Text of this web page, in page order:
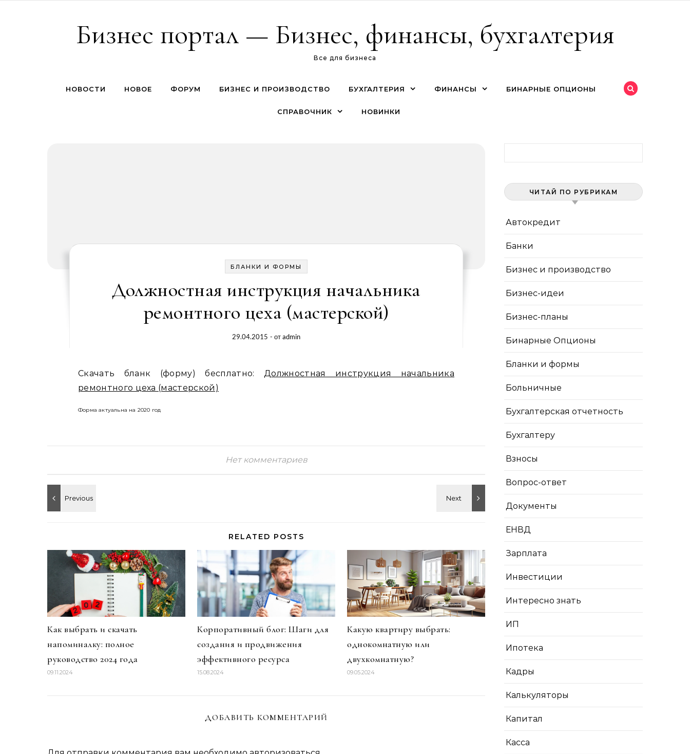
Бизнес портал — Бизнес, финансы, бухгалтерия
Все для бизнеса
НОВОСТИ НОВОЕ ФОРУМ БИЗНЕС И ПРОИЗВОДСТВО БУХГАЛТЕРИЯ ФИНАНСЫ БИНАРНЫЕ ОПЦИОНЫ
СПРАВОЧНИК НОВИНКИ
БЛАНКИ И ФОРМЫ
Должностная инструкция начальника
ремонтного цеха (мастерской)
29.04.2015 - отadmin
Скачать бланк (форму) бесплатно:Должностная инструкция начальника
ремонтного цеха (мастерской)
Форма актуальна на 2020 год
Нет комментариев
RELATED POSTS
Как выбрать и скачать
напоминалку: полное
руководство 2024 года
09.11.2024
Корпоративный блог: Шаги для
создания и продвижения
эффективного ресурса
15.08.2024
Какую квартиру выбрать:
однокомнатную или
двухкомнатную?
09.05.2024
ДОБАВИТЬ КОММЕНТАРИЙ
ЧИТАЙ ПО РУБРИКАМ
Автокредит
Банки
Бизнес и производство
Бизнес-идеи
Бизнес-планы
Бинарные Опционы
Бланки и формы
Больничные
Бухгалтерская отчетность
Бухгалтеру
Взносы
Вопрос-ответ
Документы
ЕНВД
Зарплата
Инвестиции
Интересно знать
ИП
Ипотека
Кадры
Калькуляторы
Капитал
Касса